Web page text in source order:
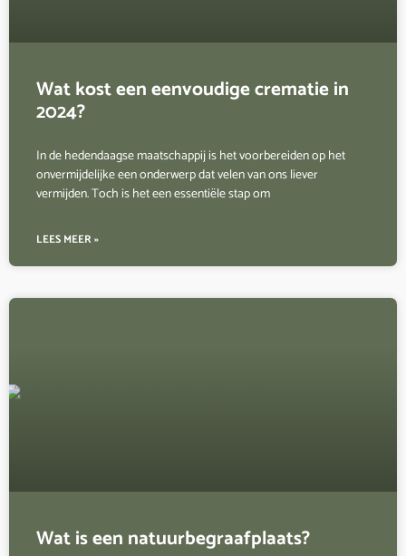
Wat kost een eenvoudige crematie in
2024?
In de hedendaagse maatschappij is het voorbereiden op het
onvermijdelijke een onderwerp dat velen van ons liever
vermijden. Toch is het een essentiële stap om
LEES MEER »
Wat is een natuurbegraafplaats?